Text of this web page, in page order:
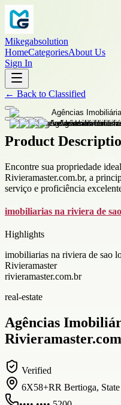
Mikegabsolution
HomeCategoriesAbout Us
Sign In
← Back to Classified
Product
Encontre sua propriedade
Rivieramaster.com.br, a
serviço e proficiência
imobiliarias na riviera de
Highlights
imobiliarias na riviera de sao
Rivieramaster
rivieramaster.com.br
real-estate
Agências
Verified
6X58+RR Bertioga,